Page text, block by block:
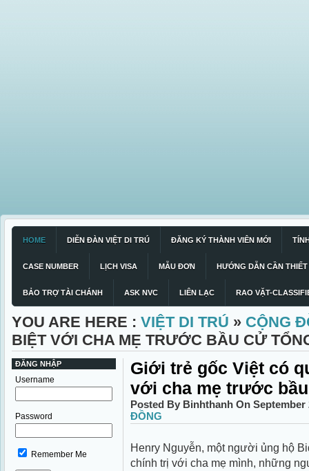
HOME DIỄN ĐÀN VIỆT DI TRÚ ĐĂNG KÝ THÀNH VIÊN MỚI
CASE NUMBER LỊCH VISA MẪU ĐƠN HƯỚNG DẪN CẦN THIẾT
BẢO TRỢ TÀI CHÁNH ASK NVC LIÊN LẠC RAO VẶT-
YOU ARE HERE : VIỆT DI TRÚ » CỘNG
BIỆT VỚI CHA MẸ TRƯỚC BẦU CỬ
ĐĂNG NHẬP
Username
Password
Remember Me
Giới trẻ gốc Việt có
với cha mẹ trước
Posted By Binhthanh On September
ĐỒNG
Henry Nguyễn, một người ủng hộ
chính trị với cha mẹ mình, những